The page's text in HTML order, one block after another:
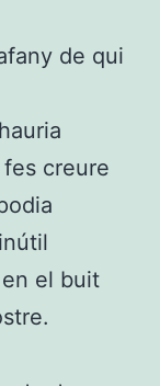
de qui
creure
el buit